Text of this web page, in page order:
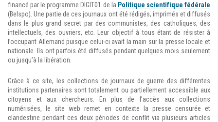
financé par le programme DIGIT01 de la Politique scientifique fédérale
(Belspo). Une partie de ces journaux ont été rédigés, imprimés et diffusés
dans le plus grand secret par des communistes, des catholiques, des
intellectuels, des ouvriers, etc. Leur objectif à tous étant de résister à
l’occupant Allemand puisque celui-ci avait la main sur la presse locale et
nationale. Ils ont parfois été diffusés pendant quelques mois seulement
ou jusqu’à la libération.
Grâce à ce site, les collections de journaux de guerre des différentes
institutions partenaires sont totalement ou partiellement accessible aux
citoyens et aux chercheurs. En plus de l’accès aux collections
numérisées, le site web remet en contexte la presse censurée et
clandestine pendant ces deux périodes de conflit via plusieurs articles